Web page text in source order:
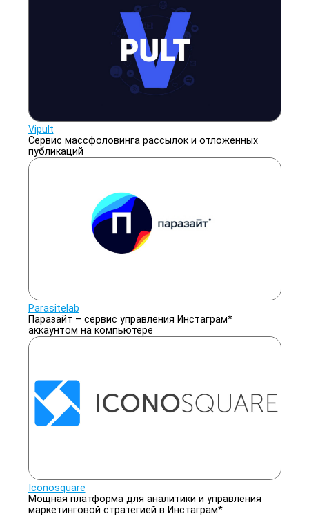
Vipult
Сервис массфоловинга рассылок и отложенных
публикаций
Parasitelab
Паразайт – сервис управления Инстаграм*
аккаунтом на компьютере
Iconosquare
Мощная платформа для аналитики и управления
маркетинговой стратегией в Инстаграм*